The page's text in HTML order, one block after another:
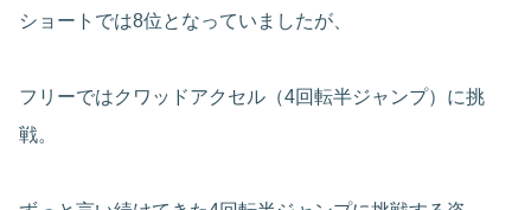
ショートでは8位となっていましたが、
フリーではクワッドアクセル（4回転半ジャンプ）に挑
戦。